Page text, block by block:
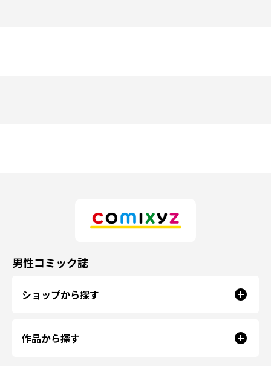
男性コミック誌
ショップから探す
作品から探す